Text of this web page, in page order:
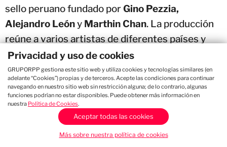
sello peruano fundado por Gino Pezzia,
Alejandro Leóny Marthin Chan. La producción
reúne a varios artistas de diferentes países y
estilos musicales para rendir homenaje al legado
deLos Mirlos,llevando la cumbia amazónica a
nuevas audiencias alrededor del mundo.
Si te gusta el chisme, únete al grupo de
Whatsapp de Studio92.
Privacidad y uso de cookies
GRUPORPP gestiona este sitio web y utiliza cookies y tecnologías similares (en
adelante “Cookies”) propias y de terceros. Acepte las condiciones para continuar
navegando en nuestro sitio web sin restricción alguna; de lo contrario, algunas
funciones podrían no estar disponibles. Puede obtener más información en
nuestra Política de Cookies.
Aceptar todas las cookies
Más sobre nuestra política de cookies